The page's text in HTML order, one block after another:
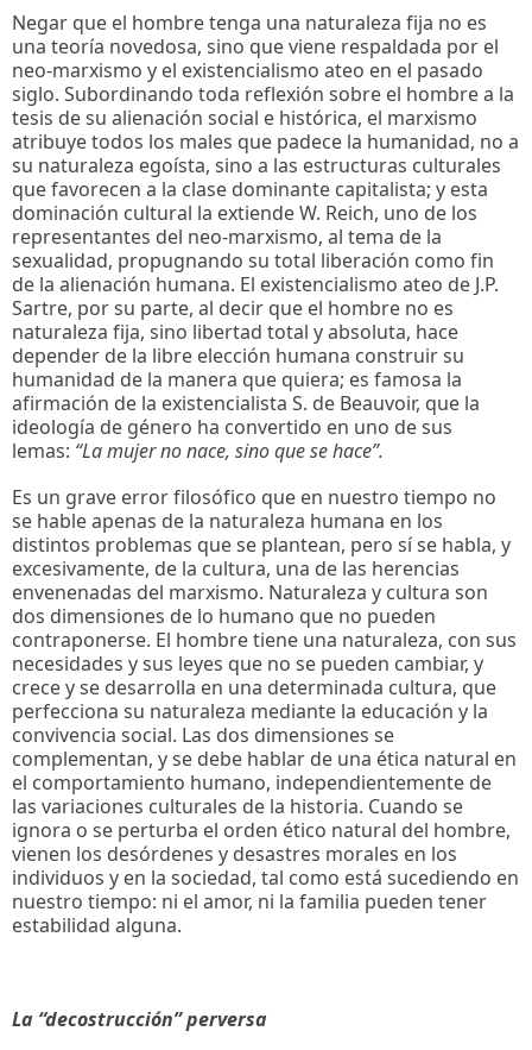
Negar que el hombre tenga una naturaleza fija no es
una teoría novedosa, sino que viene respaldada por el
neo-marxismo y el existencialismo ateo en el pasado
siglo. Subordinando toda reflexión sobre el hombre a la
tesis de su alienación social e histórica, el marxismo
atribuye todos los males que padece la humanidad, no a
su naturaleza egoísta, sino a las estructuras culturales
que favorecen a la clase dominante capitalista; y esta
dominación cultural la extiende W. Reich, uno de los
representantes del neo-marxismo, al tema de la
sexualidad, propugnando su total liberación como fin
de la alienación humana. El existencialismo ateo de J.P.
Sartre, por su parte, al decir que el hombre no es
naturaleza fija, sino libertad total y absoluta, hace
depender de la libre elección humana construir su
humanidad de la manera que quiera; es famosa la
afirmación de la existencialista S. de Beauvoir, que la
ideología de género ha convertido en uno de sus
lemas: “La mujer no nace, sino que se hace”.
Es un grave error filosófico que en nuestro tiempo no
se hable apenas de la naturaleza humana en los
distintos problemas que se plantean, pero sí se habla, y
excesivamente, de la cultura, una de las herencias
envenenadas del marxismo. Naturaleza y cultura son
dos dimensiones de lo humano que no pueden
contraponerse. El hombre tiene una naturaleza, con sus
necesidades y sus leyes que no se pueden cambiar, y
crece y se desarrolla en una determinada cultura, que
perfecciona su naturaleza mediante la educación y la
convivencia social. Las dos dimensiones se
complementan, y se debe hablar de una ética natural en
el comportamiento humano, independientemente de
las variaciones culturales de la historia. Cuando se
ignora o se perturba el orden ético natural del hombre,
vienen los desórdenes y desastres morales en los
individuos y en la sociedad, tal como está sucediendo en
nuestro tiempo: ni el amor, ni la familia pueden tener
estabilidad alguna.
La “decostrucción” perversa